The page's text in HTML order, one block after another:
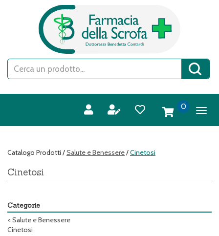
Cerca
Prodotto
0prodotti
inseriti
Catalogo Prodotti /Salute e Benessere/Cinetosi
Cinetosi
Categorie
< Salute e Benessere
Cinetosi